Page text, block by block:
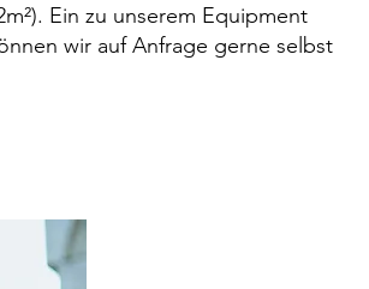
Ein zu unserem Equipment
wir auf Anfrage gerne selbst